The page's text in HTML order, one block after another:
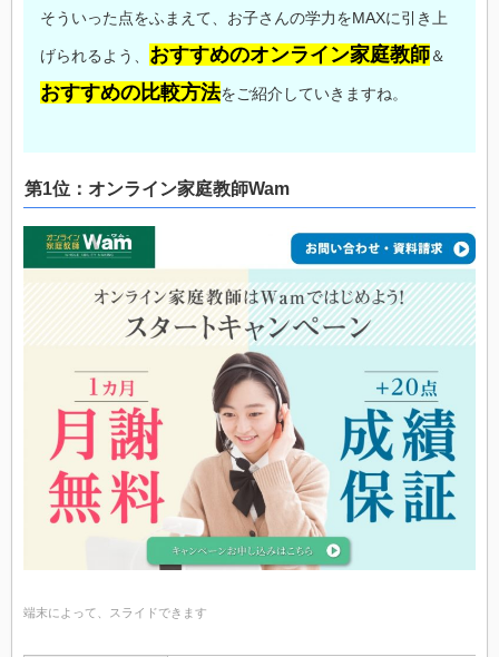
そういった点をふまえて、お子さんの学力をMAXに引き上
げられるよう、 おすすめのオンライン家庭教師＆
おすすめの比較方法をご紹介していきますね。
第1位：オンライン家庭教師Wam
端末によって、スライドできます